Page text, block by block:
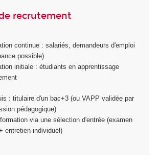
recrutement
continue : salariés, demandeurs d'emploi
possible)
initiale : étudiants en apprentissage
: titulaire d'un bac+3 (ou VAPP validée par
pédagogique)
via une sélection d'entrée (examen
entretien individuel)